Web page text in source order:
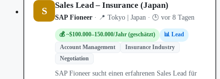
S Sales Lead – Insurance (Japan)
SAP Fioneer · 📍 Tokyo | Japan · 🕒 vor 8 Tagen
💰 ~$100.000–150.000/Jahr (geschätzt)
📊 Lead
Account Management
Insurance Industry
Negotiation
SAP Fioneer sucht einen erfahrenen Sales Lead für